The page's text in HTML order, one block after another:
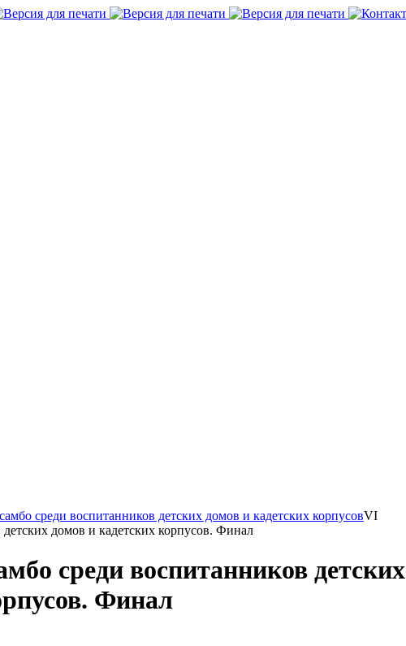
среди воспитанников детских домов и кадетских корпусовVI
домов и кадетских корпусов. Финал
среди воспитанников детских
Финал